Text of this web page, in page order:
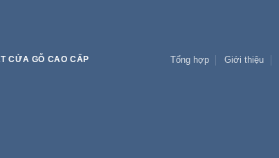
CỬA GỖ CAO CẤP Tổng hợp Giới thiệu